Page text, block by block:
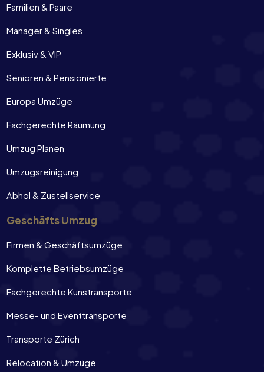
Familien & Paare
Manager & Singles
Exklusiv & VIP
Senioren & Pensionierte
Europa Umzüge
Fachgerechte Räumung
Umzug Planen
Umzugsreinigung
Abhol & Zustellservice
Geschäfts Umzug
Firmen & Geschäftsumzüge
Komplette Betriebsumzüge
Fachgerechte Kunstransporte
Messe- und Eventtransporte
Transporte Zürich
Relocation & Umzüge